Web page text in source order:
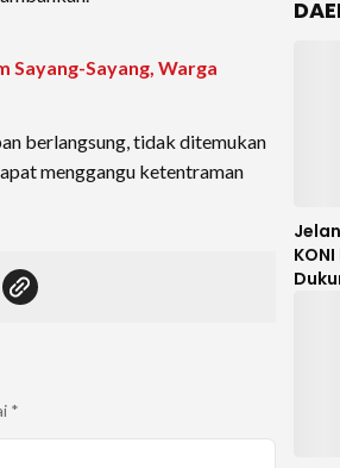
Sayang-Sayang, Warga
berlangsung, tidak ditemukan
menggangu ketentraman
*
KONI